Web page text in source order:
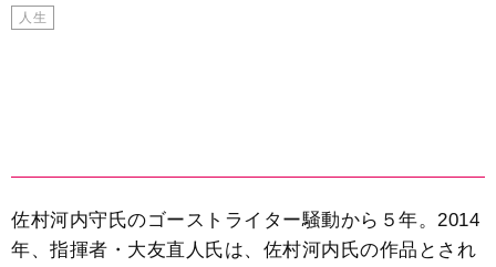
人生
佐村河内守氏のゴーストライター騒動から５年。2014
年、指揮者・大友直人氏は、佐村河内氏の作品とされ